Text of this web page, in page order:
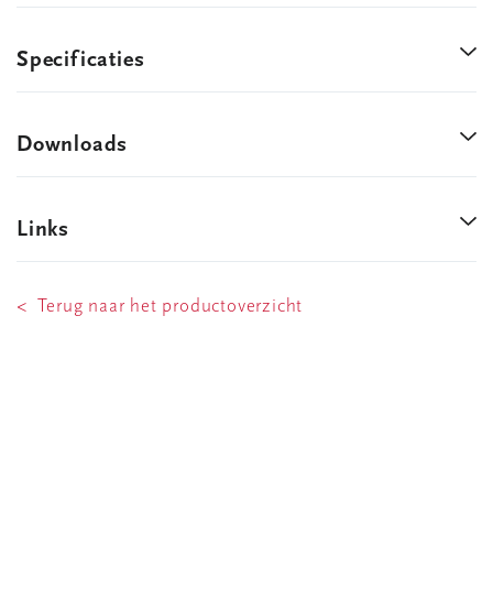
Specificaties
Downloads
Links
< Terug naar het productoverzicht